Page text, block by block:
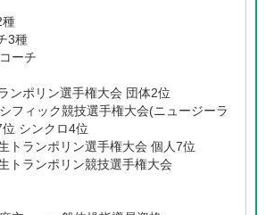
種
3種
ーチ
ンポリン選手権大会 団体2位
フィック競技選手権大会(ニュージーラ
シンクロ4位
トランポリン選手権大会 個人7位
トランポリン競技選手権大会